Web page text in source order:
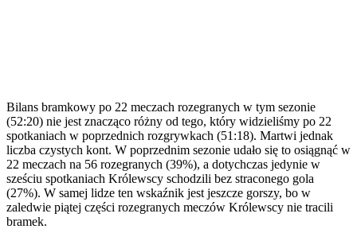
Bilans bramkowy po 22 meczach rozegranych w tym sezonie
(52:20) nie jest znacząco różny od tego, który widzieliśmy po 22
spotkaniach w poprzednich rozgrywkach (51:18). Martwi jednak
liczba czystych kont. W poprzednim sezonie udało się to osiągnąć w
22 meczach na 56 rozegranych (39%), a dotychczas jedynie w
sześciu spotkaniach Królewscy schodzili bez straconego gola
(27%). W samej lidze ten wskaźnik jest jeszcze gorszy, bo w
zaledwie piątej części rozegranych meczów Królewscy nie tracili
bramek.